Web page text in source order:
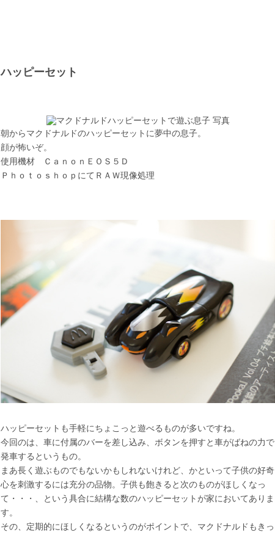
ハッピーセット
朝からマクドナルドのハッピーセットに夢中の息子。
顔が怖いぞ。
使用機材 ＣａｎｏｎＥＯＳ５Ｄ
ＰｈｏｔｏｓｈｏｐにてＲＡＷ現像処理
ハッピーセットも手軽にちょこっと遊べるものが多いですね。
今回のは、車に付属のバーを差し込み、ボタンを押すと車がばねの力で
発車するというもの。
まあ長く遊ぶものでもないかもしれないけれど、かといって子供の好奇
心を刺激するには充分の品物。子供も飽きると次のものがほしくなっ
て・・・、という具合に結構な数のハッピーセットが家においてありま
す。
その、定期的にほしくなるというのがポイントで、マクドナルドもきっ